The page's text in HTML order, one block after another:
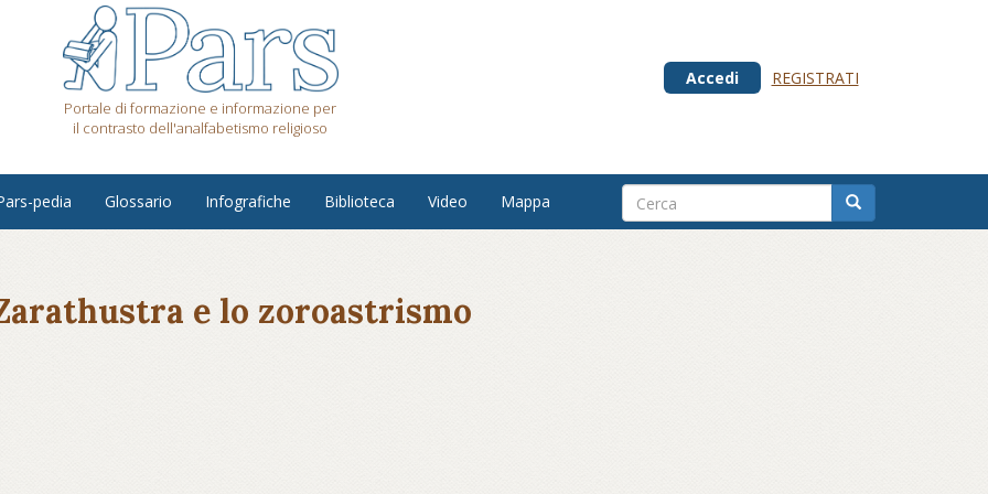
Portale di formazione e informazione per
il contrasto dell'analfabetismo religioso
Accedi REGISTRATI
pedia Glossario Infografiche Biblioteca Video Mappa
e lo zoroastrismo